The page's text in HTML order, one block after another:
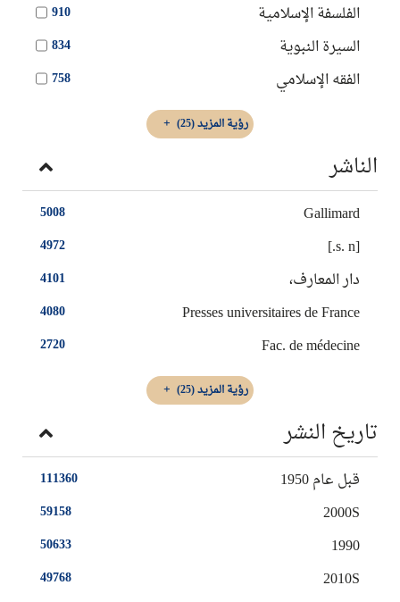
910 الفلسفة الإسلامية
834 السيرة النبوية
758 الفقه الإسلامي
رؤية المزيد(25)
الناشر
5008 Gallimard
4972 [s. n.]
4101 دار المعارف،
4080 Presses universitaires de France
2720 Fac. de médecine
رؤية المزيد(25)
تاريخ النشر
111360 قبل عام 1950
59158 2000S
50633 1990
49768 2010S